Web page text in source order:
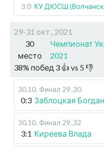
3:0 КУ ДЮСШ
29-31 окт., 2021
30
место
Чемпионат
2021
38% побед 3 👍 vs 5 👎
30.10. Финал 29..30
0:3 Заблоцкая
30.10. Финал 29..32
3:1 Киреева Влада